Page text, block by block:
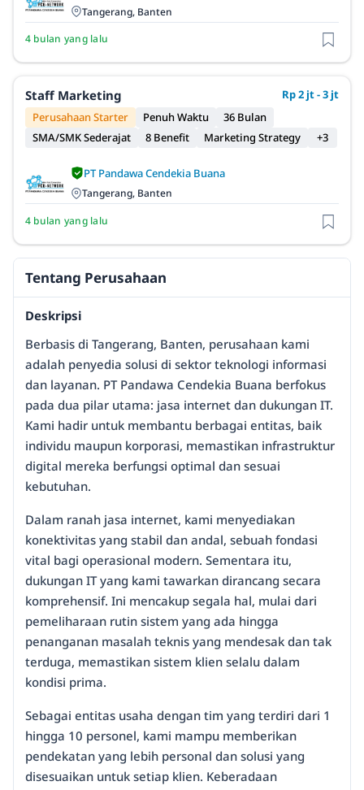
Tangerang, Banten
4 bulan yang lalu
Staff Marketing
Rp 2 jt - 3 jt
Perusahaan Starter
Penuh Waktu
36 Bulan
SMA/SMK Sederajat
8 Benefit Marketing Strategy +3
PT Pandawa Cendekia Buana
Tangerang, Banten
4 bulan yang lalu
Tentang Perusahaan
Deskripsi
Berbasis di Tangerang, Banten, perusahaan kami
adalah penyedia solusi di sektor teknologi informasi
dan layanan. PT Pandawa Cendekia Buana berfokus
pada dua pilar utama: jasa internet dan dukungan IT.
Kami hadir untuk membantu berbagai entitas, baik
individu maupun korporasi, memastikan infrastruktur
digital mereka berfungsi optimal dan sesuai
kebutuhan.
Dalam ranah jasa internet, kami menyediakan
konektivitas yang stabil dan andal, sebuah fondasi
vital bagi operasional modern. Sementara itu,
dukungan IT yang kami tawarkan dirancang secara
komprehensif. Ini mencakup segala hal, mulai dari
pemeliharaan rutin sistem yang ada hingga
penanganan masalah teknis yang mendesak dan tak
terduga, memastikan sistem klien selalu dalam
kondisi prima.
Sebagai entitas usaha dengan tim yang terdiri dari 1
hingga 10 personel, kami mampu memberikan
pendekatan yang lebih personal dan solusi yang
disesuaikan untuk setiap klien. Keberadaan